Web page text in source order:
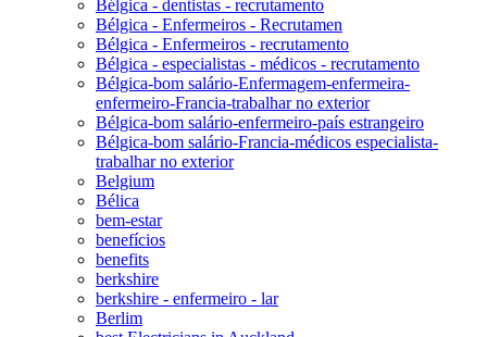
Bélgica - dentistas - recrutamento
Bélgica - Enfermeiros - Recrutamen
Bélgica - Enfermeiros - recrutamento
Bélgica - especialistas - médicos - recrutamento
Bélgica-bom salário-Enfermagem-enfermeira-
enfermeiro-Francia-trabalhar no exterior
Bélgica-bom salário-enfermeiro-país estrangeiro
Bélgica-bom salário-Francia-médicos especialista-
trabalhar no exterior
Belgium
Bélica
bem-estar
benefícios
benefits
berkshire
berkshire - enfermeiro - lar
Berlim